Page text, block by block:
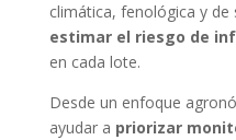
climática, fenológica y de
estimar el riesgo de
en cada lote.
Desde un enfoque
ayudar a priorizar